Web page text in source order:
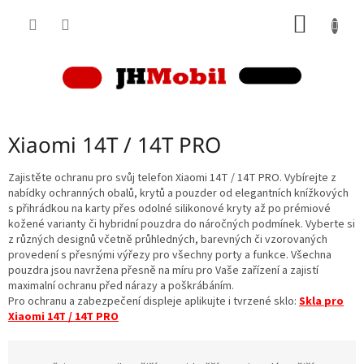
Xiaomi 14T / 14T PRO
Zajistěte ochranu pro svůj telefon Xiaomi 14T / 14T PRO. Vybírejte z
nabídky ochranných obalů, krytů a pouzder od elegantních knížkových
s přihrádkou na karty přes odolné silikonové kryty až po prémiové
kožené varianty či hybridní pouzdra do náročných podmínek. Vyberte si
z různých designů včetně průhledných, barevných či vzorovaných
provedení s přesnými výřezy pro všechny porty a funkce. Všechna
pouzdra jsou navržena přesně na míru pro Vaše zařízení a zajistí
maximalní ochranu před nárazy a poškrábáním.
Pro ochranu a zabezpečení displeje aplikujte i tvrzené sklo: Skla pro
Xiaomi 14T / 14T PRO